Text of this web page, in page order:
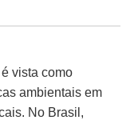
é vista como
ambientais em
No Brasil,